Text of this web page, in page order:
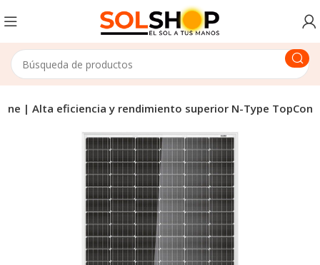
| Alta eficiencia y rendimiento superior N-Type TopCon